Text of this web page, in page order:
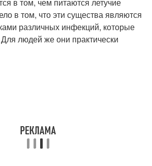
в том, что эти существа являются
различных инфекций, которые
людей же они практически